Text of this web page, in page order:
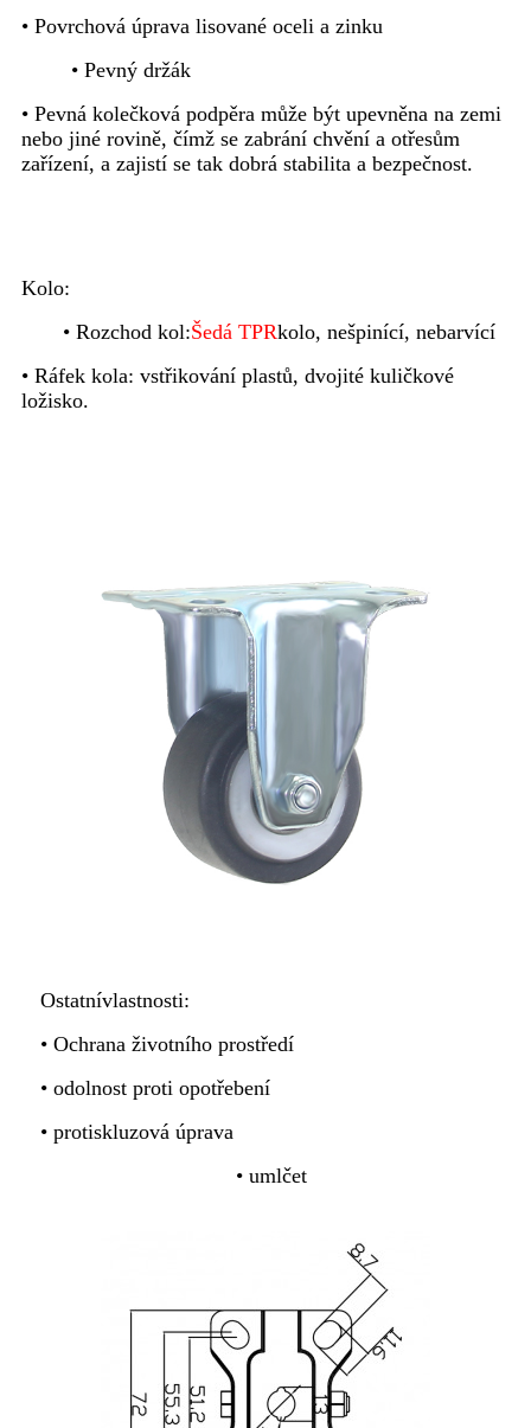
• Povrchová úprava lisované oceli a zinku
• Pevný držák
• Pevná kolečková podpěra může být upevněna na zemi
nebo jiné rovině, čímž se zabrání chvění a otřesům
zařízení, a zajistí se tak dobrá stabilita a bezpečnost.
Kolo:
• Rozchod kol:Šedá TPRkolo, nešpinící, nebarvící
• Ráfek kola: vstřikování plastů, dvojité kuličkové
ložisko.
Ostatnívlastnosti:
• Ochrana životního prostředí
• odolnost proti opotřebení
• protiskluzová úprava
• umlčet